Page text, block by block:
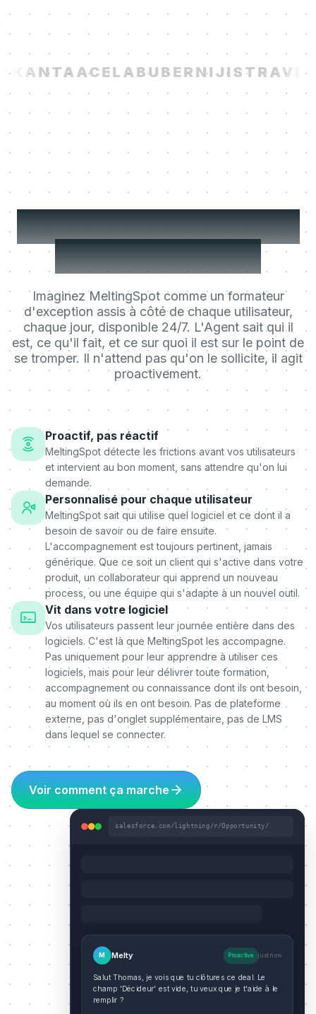
KANTAACELABUBERNIJISTRAVITO
Le Learning Agent de
vos utilisateurs.
Imaginez MeltingSpot comme un formateur
d'exception assis à côté de chaque utilisateur,
chaque jour, disponible 24/7. L'Agent sait qui il
est, ce qu'il fait, et ce sur quoi il est sur le point de
se tromper. Il n'attend pas qu'on le sollicite, il agit
proactivement.
Proactif, pas réactif
MeltingSpot détecte les frictions avant vos utilisateurs
et intervient au bon moment, sans attendre qu'on lui
demande.
Personnalisé pour chaque utilisateur
MeltingSpot sait qui utilise quel logiciel et ce dont il a
besoin de savoir ou de faire ensuite.
L'accompagnement est toujours pertinent, jamais
générique. Que ce soit un client qui s'active dans votre
produit, un collaborateur qui apprend un nouveau
process, ou une équipe qui s'adapte à un nouvel outil.
Vit dans votre logiciel
Vos utilisateurs passent leur journée entière dans des
logiciels. C'est là que MeltingSpot les accompagne.
Pas uniquement pour leur apprendre à utiliser ces
logiciels, mais pour leur délivrer toute formation,
accompagnement ou connaissance dont ils ont besoin,
au moment où ils en ont besoin. Pas de plateforme
externe, pas d'onglet supplémentaire, pas de LMS
dans lequel se connecter.
Voir comment ça marche
salesforce.com/lightning/r/Opportunity/
M Melty Proactive just now
Salut Thomas, je vois que tu clôtures ce deal. Le
champ 'Décideur' est vide, tu veux que je t'aide à le
remplir ?